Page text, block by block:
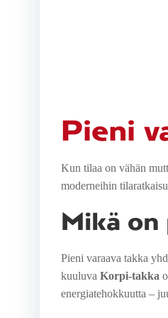
Pieni
Kun tilaa on vähän
moderneihin
Mikä on
Pieni varaava takka
kuuluva Korpi-takka
energiatehokkuutta –